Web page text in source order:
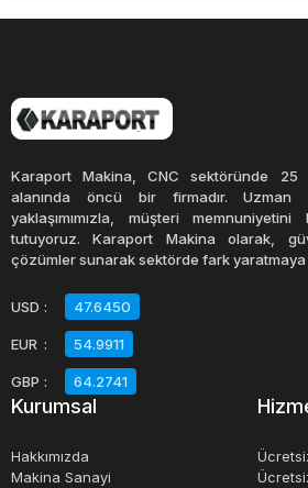
Hırdavat ürünleri, makinelerin bakım
conta gibi birçok çeşitte üretilir. Bu
makinelerin güvenliği ve verimliliği
kullanılır. Bunların başında imalat
üretimi, otomotiv, havacılık, inşaat,
gıda endüstrileri gelir. Bu ürünlerin
kalitesini ve üretim verimliliğini
Karaport Makina, CNC sektöründe 25
alanında öncü bir firmadır. Uzman
yaklaşımımızla, müşteri
tutuyoruz. Karaport Makina olarak,
çözümler sunarak sektörde fark
USD : 47.6450
EUR : 54.9911
GBP : 64.2741
Kurumsal
Hakkımızda
Makina Sanayi